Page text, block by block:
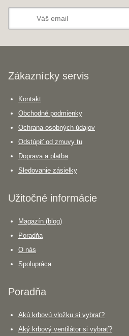
Zákaznícky servis
Kontakt
Obchodné podmienky
Ochrana osobných údajov
Odstúpiť od zmuvy tu
Doprava a platba
Sledovanie zásielky
Užitočné informácie
Magazín (blog)
Poradňa
O nás
Spolupráca
Poradňa
Akú krbovú vložku si vybrať?
Aký krbový ventilátor si vybrať?